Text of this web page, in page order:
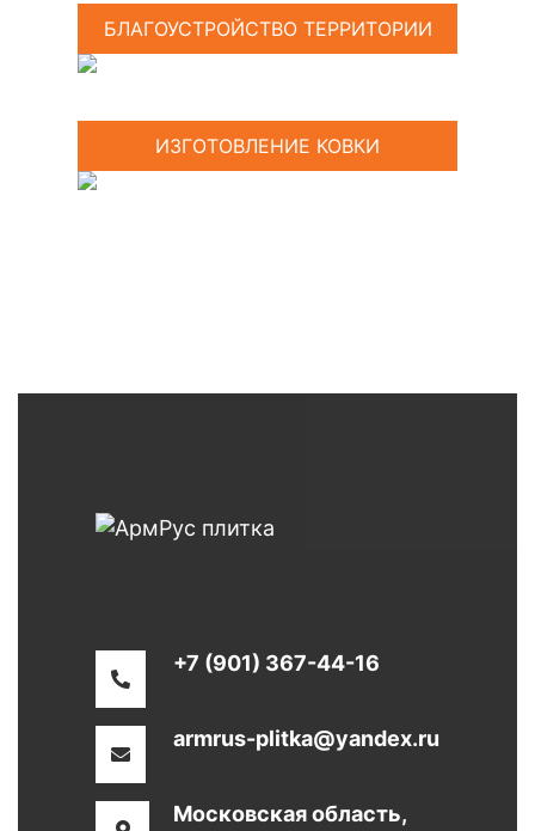
БЛАГОУСТРОЙСТВО ТЕРРИТОРИИ
ИЗГОТОВЛЕНИЕ КОВКИ
+7 (901) 367-44-16
armrus-plitka@yandex.ru
Московская область,